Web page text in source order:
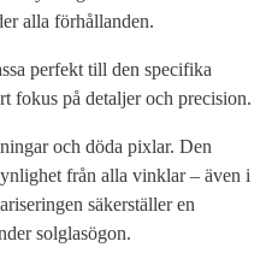
alla förhållanden.
perfekt till den specifika
fokus på detaljer och precision.
och döda pixlar. Den
från alla vinklar – även i
säkerställer en
solglasögon.